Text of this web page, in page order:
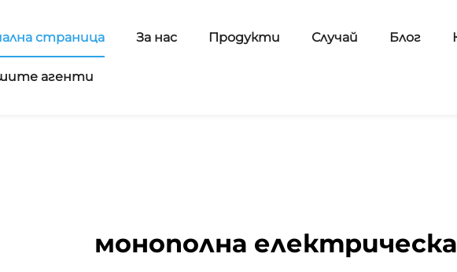
страница За нас Продукти Случай Блог
агенти
монополна електрическа